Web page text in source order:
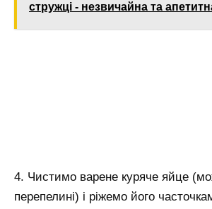
стружці - незвичайна та
4. Чистимо варене куряче яйце
перепелині) і ріжемо його